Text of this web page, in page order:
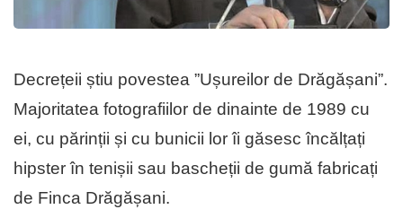
Decrețeii știu povestea ”Ușureilor de Drăgășani”.
Majoritatea fotografiilor de dinainte de 1989 cu
ei, cu părinții și cu bunicii lor îi găsesc încălțați
hipster în tenișii sau bascheții de gumă fabricați
de Finca Drăgășani.